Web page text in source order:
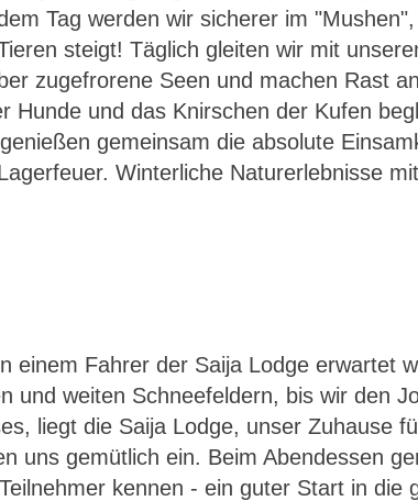
Tag werden wir sicherer im
steigt! Täglich gleiten wir mit
zugefrorene Seen und machen Rast
Hunde und das Knirschen der Kufen
gemeinsam die absolute
Winterliche Naturerlebnisse
einem Fahrer der Saija Lodge erwartet
und weiten Schneefeldern, bis wir den
liegt die Saija Lodge, unser Zuhause
uns gemütlich ein. Beim Abendessen
kennen - ein guter Start in die